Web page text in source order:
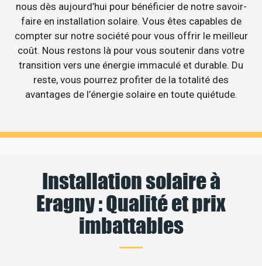
nous dès aujourd’hui pour bénéficier de notre savoir-
faire en installation solaire. Vous êtes capables de
compter sur notre société pour vous offrir le meilleur
coût. Nous restons là pour vous soutenir dans votre
transition vers une énergie immaculé et durable. Du
reste, vous pourrez profiter de la totalité des
avantages de l’énergie solaire en toute quiétude.
Installation solaire à
Eragny : Qualité et prix
imbattables